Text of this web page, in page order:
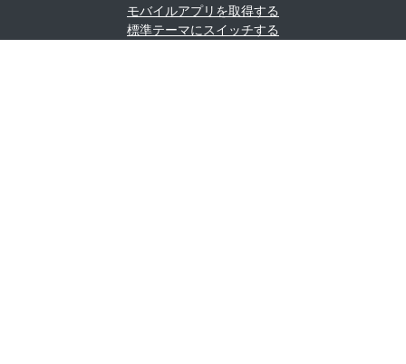
モバイルアプリを取得する
標準テーマにスイッチする